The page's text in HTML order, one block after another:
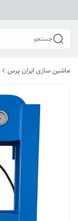
جستجو
ماشین سازی ایران پرس